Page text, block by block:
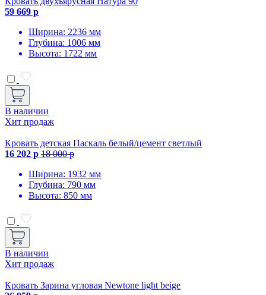
59 669 р
Ширина: 2236 мм
Глубина: 1006 мм
Высота: 1722 мм
В наличии
Хит продаж
Кровать детская Паскаль белый/цемент светлый
16 202 р 18 000 р
Ширина: 1932 мм
Глубина: 790 мм
Высота: 850 мм
В наличии
Хит продаж
Кровать Зарина угловая Newtone light beige